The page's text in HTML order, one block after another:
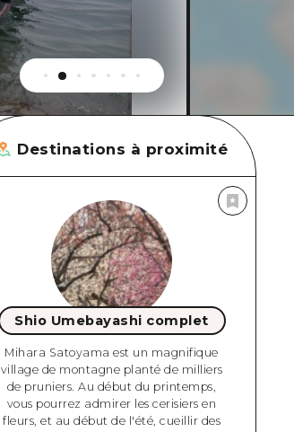
Destinations à proximité
Shio Umebayashi complet
Mihara Satoyama est un magnifique
village de montagne planté de milliers
de pruniers. Au début du printemps,
vous pourrez admirer les cerisiers en
fleurs, et au début de l'été, cueillir des